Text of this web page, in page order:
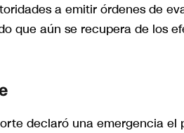
a emitir órdenes de
que aún se recupera de los
declaró una emergencia el